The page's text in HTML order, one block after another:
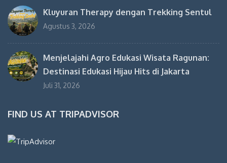
Kluyuran Therapy dengan Trekking Sentul
Agustus 3, 2026
Menjelajahi Agro Edukasi Wisata Ragunan:
Destinasi Edukasi Hijau Hits di Jakarta
Juli 31, 2026
FIND US AT TRIPADVISOR